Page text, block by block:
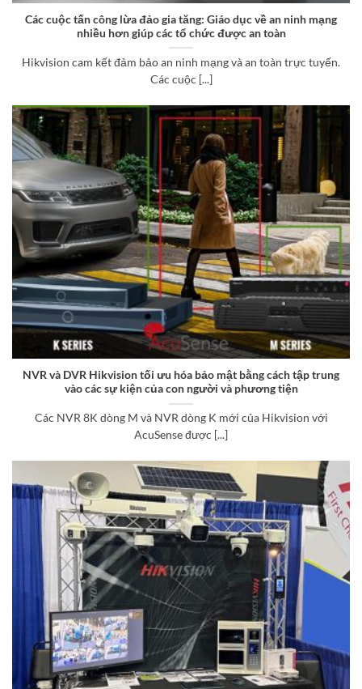
Các cuộc tấn công lừa đảo gia tăng: Giáo dục về an ninh mạng
nhiều hơn giúp các tổ chức được an toàn
Hikvision cam kết đảm bảo an ninh mạng và an toàn trực tuyến.
Các cuộc [...]
NVR và DVR Hikvision tối ưu hóa bảo mật bằng cách tập trung
vào các sự kiện của con người và phương tiện
Các NVR 8K dòng M và NVR dòng K mới của Hikvision với
AcuSense được [...]